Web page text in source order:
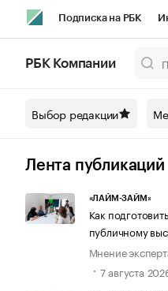
Подписка на РБК
Спецпроекты СПб
Технологии и медиа
РБК Компании
Выбор редакции
Лента публикаций
«ЛАЙМ-ЗАЙМ»
Как
публичному
Мнение
7 августа